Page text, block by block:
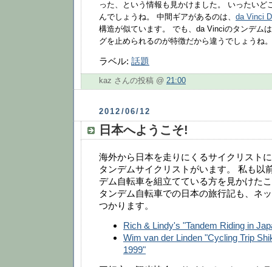
った、という情報も見かけました。 いったいど
んでしょうね。 中間ギアがあるのは、 da Vinci
構造が似ています。 でも、da Vinciのタンデム
グを止められるのが特徴だから違うでしょうね。
ラベル: 話題
kaz さんの投稿 @ 21:00
2012/06/12
日本へようこそ!
海外から日本を走りにくるサイクリスト
タンデムサイクリストがいます。 私も以
デム自転車を組立てている方を見かけた
タンデム自転車での日本の旅行記も、ネ
つかります。
Rich & Lindy's "Tandem Riding in
Wim van der Linden "Cycling Trip
1999"